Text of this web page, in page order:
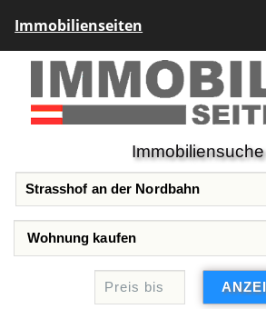
Immobilienseiten
Immobiliensuche